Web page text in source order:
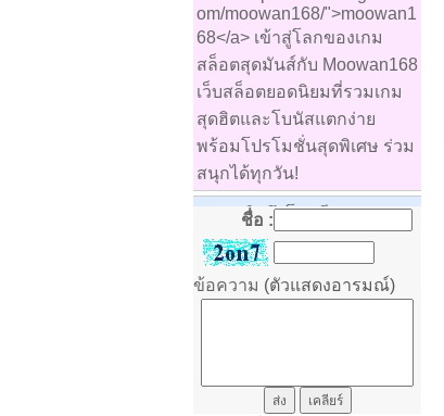
om/moowan168/">moowan1
68</a> เข้าสู่โลกของเกม
สล็อตสุดมันส์กับ Moowan168
เว็บสล็อตยอดนิยมที่รวมเกม
สุดฮิตและโบนัสแตกง่าย
พร้อมโปรโมชั่นสุดพิเศษ ร่วม
สนุกได้ทุกวัน!
: คิดถึงโรงเรียนเสมอมา
ครับ
ศิรินทร์ทิพย์ พิพิธศาลา:
: ผมบรรจุครั้งแรกที่
ชื่อ :
ข้อความ (ตัวแสดงอารมณ์)